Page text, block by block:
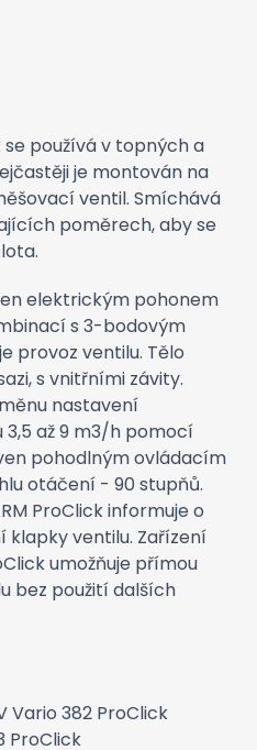
se používá v topných a
je montován na
ventil. Smíchává
poměrech, aby se
elektrickým pohonem
s 3-bodovým
provoz ventilu. Tělo
s vnitřními závity.
nastavení
3,5 až 9 m3/h pomocí
pohodlným ovládacím
otáčení - 90 stupňů.
ProClick informuje o
ventilu. Zařízení
umožňuje přímou
bez použití dalších
Vario 382 ProClick
ProClick